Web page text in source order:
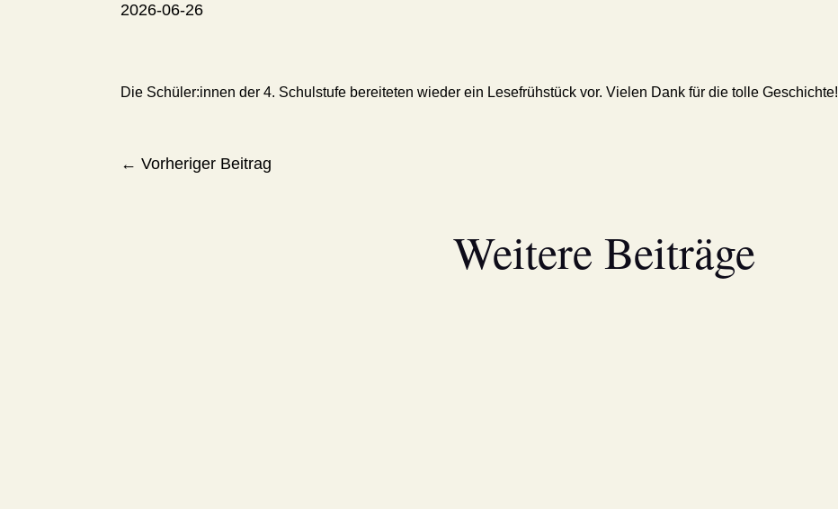
2026-06-26
Die Schüler:innen der 4. Schulstufe bereiteten wieder ein Lesefrühstück vor. Vielen Dank für die tolle Geschichte!
←Vorheriger Beitrag
Weitere Beiträge